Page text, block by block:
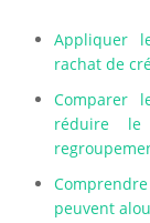
Appliquer
rachat de
Comparer
réduire
peuvent